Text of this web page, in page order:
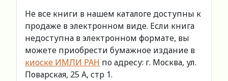
Не все книги в нашем каталоге доступны к
продаже в электронном виде. Если книга
недоступна в электронном формате, вы
можете приобрести бумажное издание в
киоске ИМЛИ РАН по адресу: г. Москва, ул.
Поварская, 25 А, стр 1.